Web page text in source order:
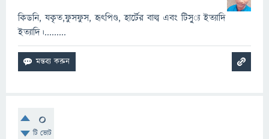
কিডনি, যকৃত,ফুসফুস, হৃৎপিণ্ড, হার্টের বাল্ব এবং টিসু্্য ইত্যাদি
ইত্যাদি।.........
0
টি ভোট